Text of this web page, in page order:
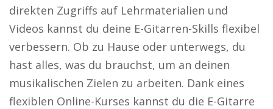
direkten Zugriffs auf Lehrmaterialien und
Videos kannst du deine E-Gitarren-Skills flexibel
verbessern. Ob zu Hause oder unterwegs, du
hast alles, was du brauchst, um an deinen
musikalischen Zielen zu arbeiten. Dank eines
flexiblen Online-Kurses kannst du die E-Gitarre